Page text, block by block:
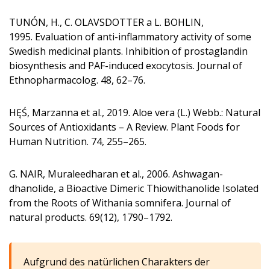
TUNÓN, H., C. OLAVSDOTTER a L. BOHLIN,
1995. Evaluation of anti-inflammatory activity of some
Swedish medicinal plants. Inhibition of prostaglandin
biosynthesis and PAF-induced exocytosis. Journal of
Ethnopharmacolog. 48, 62–76.
HĘŚ, Marzanna et al., 2019. Aloe vera (L.) Webb.: Natural
Sources of Antioxidants – A Review. Plant Foods for
Human Nutrition. 74, 255–265.
G. NAIR, Muraleedharan et al., 2006. Ashwagan­
dhanolide, a Bioactive Dimeric Thiowithanolide Isolated
from the Roots of Withania somnifera. Journal of
natural products. 69(12), 1790–1792.
Aufgrund des natürlichen Charakters der